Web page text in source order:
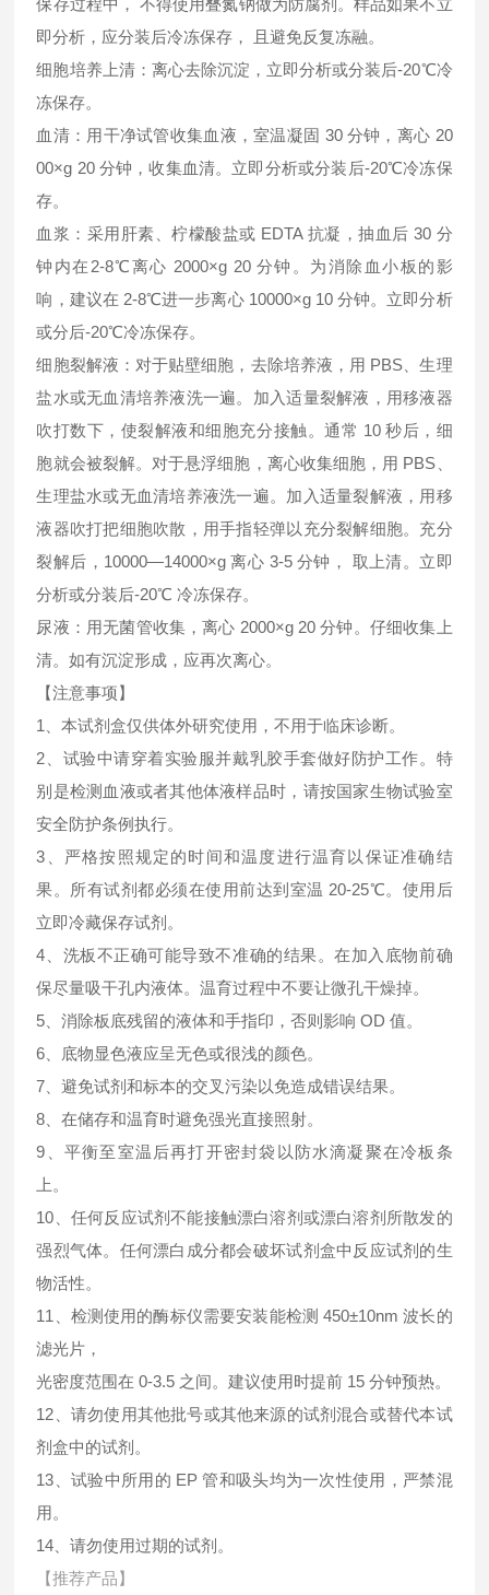
保存过程中， 不得使用叠氮钠做为防腐剂。样品如果不立
即分析，应分装后冷冻保存， 且避免反复冻融。
细胞培养上清：离心去除沉淀，立即分析或分装后-20℃冷
冻保存。
血清：用干净试管收集血液，室温凝固 30 分钟，离心 20
00×g 20 分钟，收集血清。立即分析或分装后-20℃冷冻保
存。
血浆：采用肝素、柠檬酸盐或 EDTA 抗凝，抽血后 30 分
钟内在2-8℃离心 2000×g 20 分钟。为消除血小板的影
响，建议在 2-8℃进一步离心 10000×g 10 分钟。立即分析
或分后-20℃冷冻保存。
细胞裂解液：对于贴壁细胞，去除培养液，用 PBS、生理
盐水或无血清培养液洗一遍。加入适量裂解液，用移液器
吹打数下，使裂解液和细胞充分接触。通常 10 秒后，细
胞就会被裂解。对于悬浮细胞，离心收集细胞，用 PBS、
生理盐水或无血清培养液洗一遍。加入适量裂解液，用移
液器吹打把细胞吹散，用手指轻弹以充分裂解细胞。充分
裂解后，10000—14000×g 离心 3-5 分钟， 取上清。立即
分析或分装后-20℃ 冷冻保存。
尿液：用无菌管收集，离心 2000×g 20 分钟。仔细收集上
清。如有沉淀形成，应再次离心。
【注意事项】
1、本试剂盒仅供体外研究使用，不用于临床诊断。
2、试验中请穿着实验服并戴乳胶手套做好防护工作。特
别是检测血液或者其他体液样品时，请按国家生物试验室
安全防护条例执行。
3、严格按照规定的时间和温度进行温育以保证准确结
果。所有试剂都必须在使用前达到室温 20-25℃。使用后
立即冷藏保存试剂。
4、洗板不正确可能导致不准确的结果。在加入底物前确
保尽量吸干孔内液体。温育过程中不要让微孔干燥掉。
5、消除板底残留的液体和手指印，否则影响 OD 值。
6、底物显色液应呈无色或很浅的颜色。
7、避免试剂和标本的交叉污染以免造成错误结果。
8、在储存和温育时避免强光直接照射。
9、平衡至室温后再打开密封袋以防水滴凝聚在冷板条
上。
10、任何反应试剂不能接触漂白溶剂或漂白溶剂所散发的
强烈气体。任何漂白成分都会破坏试剂盒中反应试剂的生
物活性。
11、检测使用的酶标仪需要安装能检测 450±10nm 波长的
滤光片，
光密度范围在 0-3.5 之间。建议使用时提前 15 分钟预热。
12、请勿使用其他批号或其他来源的试剂混合或替代本试
剂盒中的试剂。
13、试验中所用的 EP 管和吸头均为一次性使用，严禁混
用。
14、请勿使用过期的试剂。
【推荐产品】